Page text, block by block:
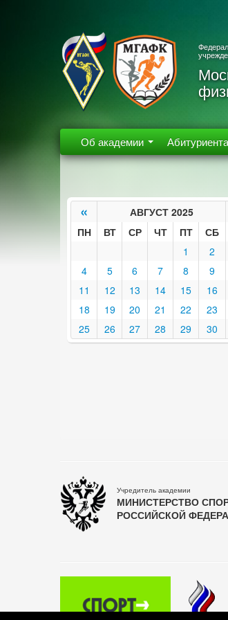
Об академии
« АВГУСТ 2025
ПН ВТ СР ЧТ ПТ СБ
1
2
4
5 6 7 8 9
11
12 13 14 15 16
18
19 20 21 22 23
25
26 27 28 29 30
Учредитель академии
МИНИСТЕРСТВО
РОССИЙСКОЙ